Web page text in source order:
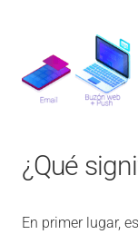
¿Qué
En primer lugar,